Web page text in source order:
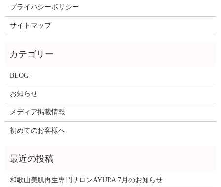
プライバシーポリシー
サイトマップ
BLOG
お知らせ
メディア掲載情報
初めてのお客様へ
和歌山美肌再生専門サロンAYURA 7月のお知らせ